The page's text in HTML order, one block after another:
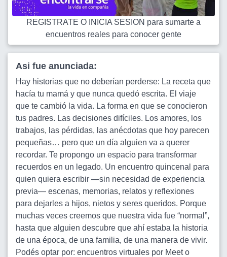
REGISTRATE O INICIA SESION para sumarte a
encuentros reales para conocer gente
Asi fue anunciada:
Hay historias que no deberían perderse: La receta que
hacía tu mamá y que nunca quedó escrita. El viaje
que te cambió la vida. La forma en que se conocieron
tus padres. Las decisiones difíciles. Los amores, los
trabajos, las pérdidas, las anécdotas que hoy parecen
pequeñas… pero que un día alguien va a querer
recordar. Te propongo un espacio para transformar
recuerdos en un legado. Un encuentro quincenal para
quien quiera escribir —sin necesidad de experiencia
previa— escenas, memorias, relatos y reflexiones
para dejarles a hijos, nietos y seres queridos. Porque
muchas veces creemos que nuestra vida fue “normal”,
hasta que alguien descubre que ahí estaba la historia
de una época, de una familia, de una manera de vivir.
Podés optar por: encuentros virtuales por Meet o